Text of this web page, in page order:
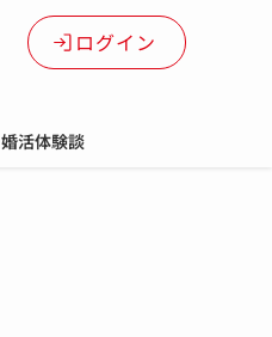
ログイン
婚活体験談